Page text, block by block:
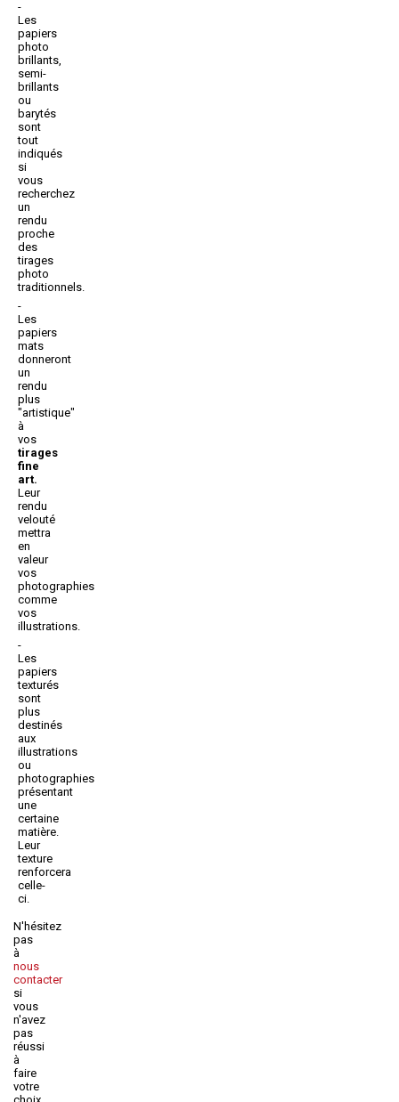
Les
papiers
photo
brillants,
semi-
brillants
ou
barytés
sont
tout
indiqués
si
vous
recherchez
un
rendu
proche
des
tirages
photo
traditionnels.
Les
papiers
mats
donneront
un
rendu
plus
"artistique"
à
vos
tirages
fine
art.
Leur
rendu
velouté
mettra
en
valeur
vos
photographies
comme
vos
illustrations.
Les
papiers
texturés
sont
plus
destinés
aux
illustrations
ou
photographies
présentant
une
certaine
matière.
Leur
texture
renforcera
celle-
ci.
N'hésitez
pas
à
nous
contacter
si
vous
n'avez
pas
réussi
à
faire
votre